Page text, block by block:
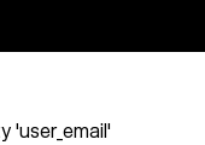
'user_email'